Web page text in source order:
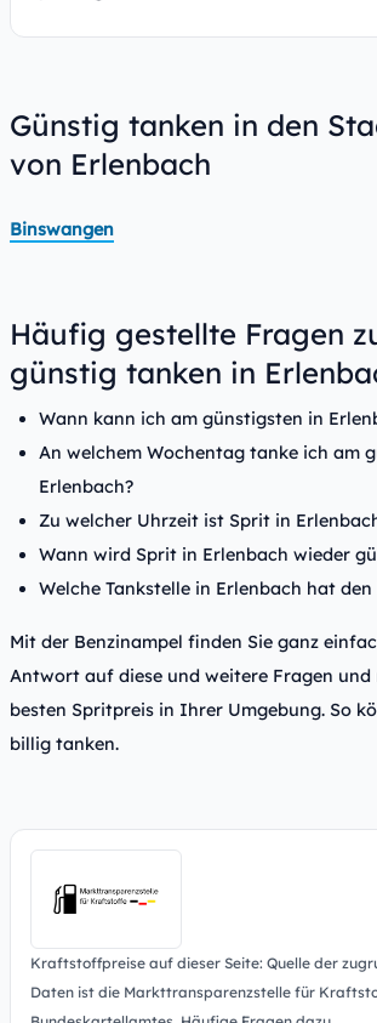
Günstig tanken in den
von Erlenbach
Binswangen
Häufig gestellte Fragen
günstig tanken in
Wann kann ich am günstigsten in
An welchem Wochentag tanke ich am
Erlenbach?
Zu welcher Uhrzeit ist Sprit in
Wann wird Sprit in Erlenbach wieder
Welche Tankstelle in Erlenbach hat
Mit der Benzinampel finden Sie ganz
Antwort auf diese und weitere Fragen
besten Spritpreis in Ihrer Umgebung. So
billig tanken.
Kraftstoffpreise auf dieser Seite: Quelle der
Daten ist die Markttransparenzstelle für